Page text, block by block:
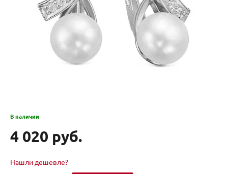
В наличии
4 020 руб.
Нашли дешевле?